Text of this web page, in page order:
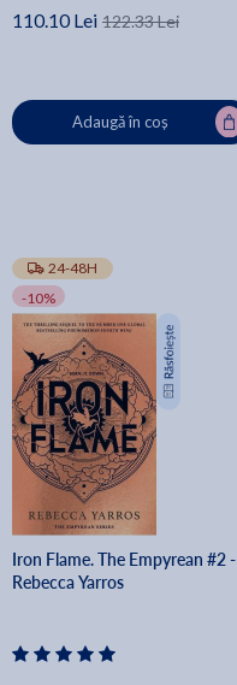
110.10 Lei 122.33 Lei
Adaugă în coș
24-48H
-10%
Iron Flame. The Empyrean #2 -
Rebecca Yarros